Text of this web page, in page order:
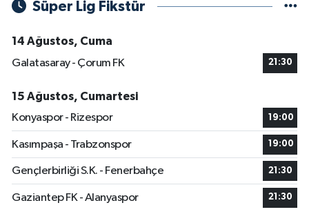
Süper Lig Fikstür
14 Ağustos, Cuma
Galatasaray - Çorum FK
21:30
15 Ağustos, Cumartesi
Konyaspor - Rizespor
19:00
Kasımpaşa - Trabzonspor 19:00
Gençlerbirliği S.K. - Fenerbahçe 21:30
Gaziantep FK - Alanyaspor 21:30